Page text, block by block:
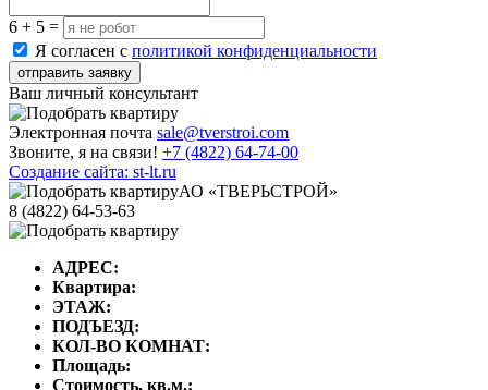
6 + 5 =
Я согласен с политикой конфиденциальности
отправить заявку
Ваш личный консультант
Электронная почта sale@tverstroi.com
Звоните, я на связи! +7 (4822) 64-74-00
Создание сайта: st-lt.ru
АО «ТВЕРЬСТРОЙ»
8 (4822) 64-53-63
АДРЕС:
Квартира:
ЭТАЖ:
ПОДЪЕЗД:
КОЛ-ВО КОМНАТ:
Площадь:
Стоимость, кв.м.: